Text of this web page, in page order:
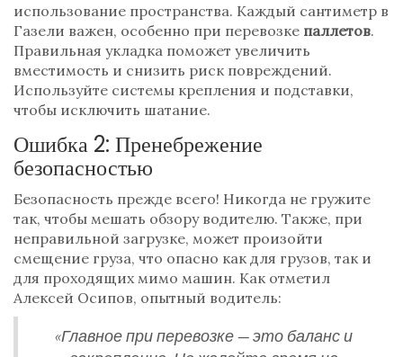
использование пространства. Каждый сантиметр в
Газели важен, особенно при перевозке паллетов.
Правильная укладка поможет увеличить
вместимость и снизить риск повреждений.
Используйте системы крепления и подставки,
чтобы исключить шатание.
Ошибка 2: Пренебрежение
безопасностью
Безопасность прежде всего! Никогда не гружите
так, чтобы мешать обзору водителю. Также, при
неправильной загрузке, может произойти
смещение груза, что опасно как для грузов, так и
для проходящих мимо машин. Как отметил
Алексей Осипов, опытный водитель:
«Главное при перевозке — это баланс и